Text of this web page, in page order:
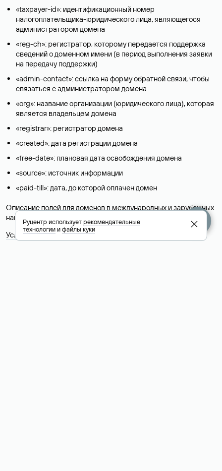
«taxpayer-id»: идентификационный номер
налогоплательщика-юридического лица, являющегося
администратором домена
«reg-ch»: регистратор, которому передается поддержка
сведений о доменном имени (в период выполнения заявки
на передачу поддержки)
«admin-contact»: ссылка на форму обратной связи, чтобы
связаться с администратором домена
«org»: название организации (юридического лица), которая
является владельцем домена
«registrar»: регистратор домена
«created»: дата регистрации домена
«free-date»: плановая дата освобождения домена
«source»: источник информации
«paid-till»: дата, до которой оплачен домен
Описание полей для доменов в международных и зарубежных
национальных доменах представлены в разделе «
».
Условия использования Whois-сервиса
Руцентр используетрекомендательные
технологииифайлы куки